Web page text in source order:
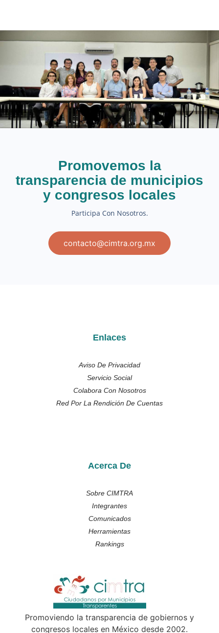
Promovemos la
transparencia de municipios
y congresos locales
Participa Con Nosotros.
contacto@cimtra.org.mx
Promoviendo la transparencia de gobiernos y
congresos locales en México desde 2002.
Acerca De
Sobre CIMTRA
Integrantes
Comunicados
Herramientas
Rankings
Enlaces
Aviso De Privacidad
Servicio Social
Colabora Con Nosotros
Red Por La Rendición De Cuentas